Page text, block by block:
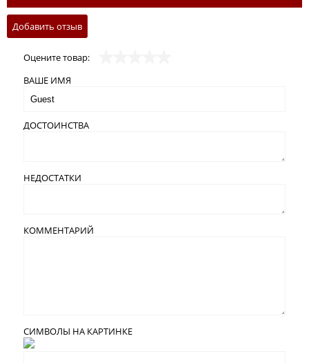
Добавить отзыв
Оцените товар:
ВАШЕ ИМЯ
ДОСТОИНСТВА
НЕДОСТАТКИ
КОММЕНТАРИЙ
СИМВОЛЫ НА КАРТИНКЕ